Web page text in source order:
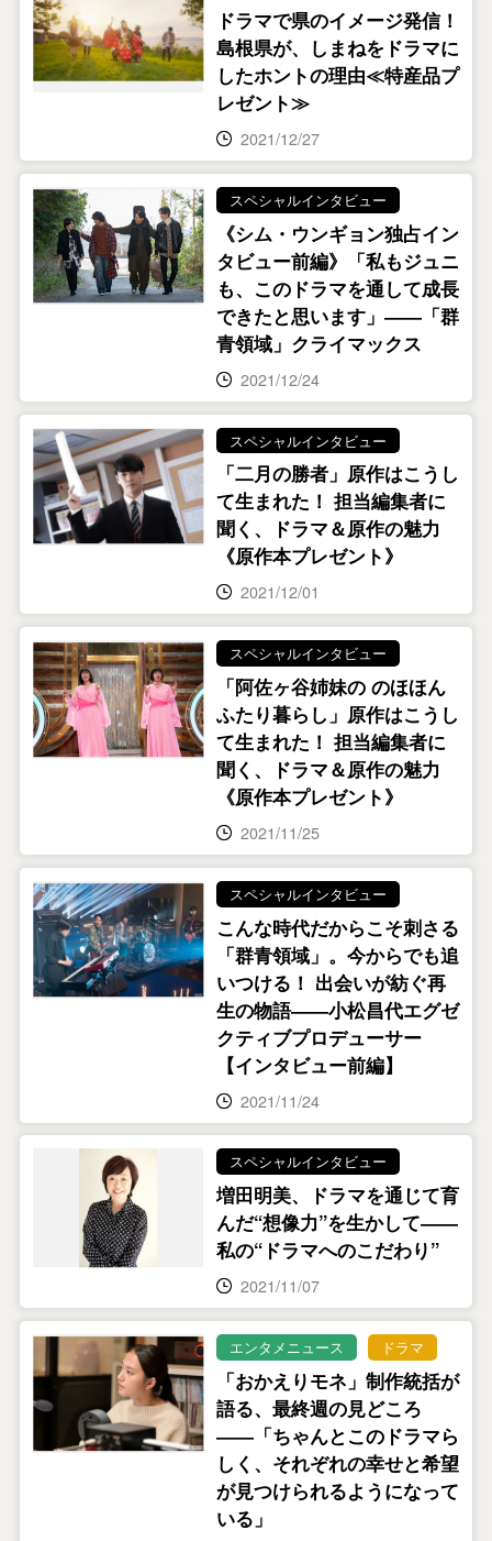
ドラマで県のイメージ発信！
島根県が、しまねをドラマに
したホントの理由≪特産品プ
レゼント≫
2021/12/27
スペシャルインタビュー
《シム・ウンギョン独占イン
タビュー前編》「私もジュニ
も、このドラマを通して成長
できたと思います」――「群
青領域」クライマックス
2021/12/24
スペシャルインタビュー
「二月の勝者」原作はこうし
て生まれた！ 担当編集者に
聞く、ドラマ＆原作の魅力
《原作本プレゼント》
2021/12/01
スペシャルインタビュー
「阿佐ヶ谷姉妹の のほほん
ふたり暮らし」原作はこうし
て生まれた！ 担当編集者に
聞く、ドラマ＆原作の魅力
《原作本プレゼント》
2021/11/25
スペシャルインタビュー
こんな時代だからこそ刺さる
「群青領域」。今からでも追
いつける！ 出会いが紡ぐ再
生の物語――小松昌代エグゼ
クティブプロデューサー
【インタビュー前編】
2021/11/24
スペシャルインタビュー
増田明美、ドラマを通じて育
んだ“想像力”を生かして――
私の“ドラマへのこだわり”
2021/11/07
エンタメニュース ドラマ
「おかえりモネ」制作統括が
語る、最終週の見どころ
――「ちゃんとこのドラマら
しく、それぞれの幸せと希望
が見つけられるようになって
いる」